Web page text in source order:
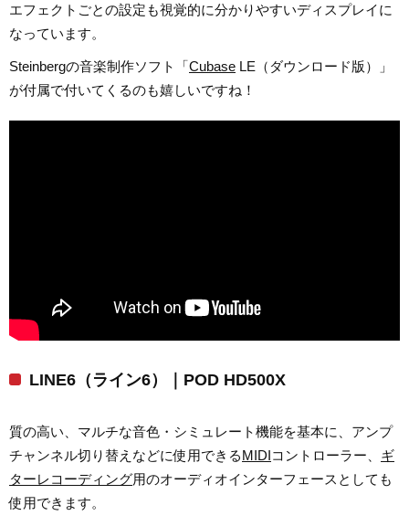
エフェクトごとの設定も視覚的に分かりやすいディスプレイに
なっています。
Steinbergの音楽制作ソフト「Cubase LE（ダウンロード版）」
が付属で付いてくるのも嬉しいですね！
LINE6（ライン6）｜POD HD500X
質の高い、マルチな音色・シミュレート機能を基本に、アンプ
チャンネル切り替えなどに使用できるMIDIコントローラー、 ギ
ターレコーディング用のオーディオインターフェースとしても
使用できます。